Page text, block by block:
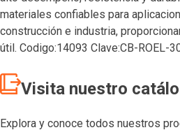
materiales confiables para
construcción e industria,
útil. Codigo:14093 Clave:CB-ROEL-
Visita nuestro
Explora y conoce todos nuestros